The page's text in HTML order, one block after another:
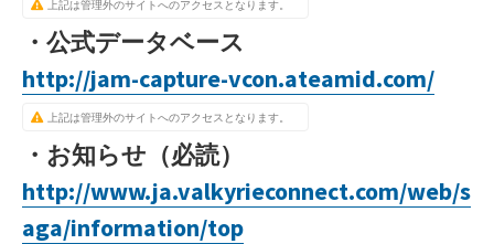
上記は管理外のサイトへのアクセスとなります。
・公式データベース
http://jam-capture-vcon.ateamid.com/
上記は管理外のサイトへのアクセスとなります。
・お知らせ（必読）
http://www.ja.valkyrieconnect.com/web/s
aga/information/top